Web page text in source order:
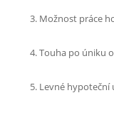
Možnost práce
Touha po úniku
Levné hypoteční